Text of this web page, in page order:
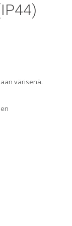
värisenä.